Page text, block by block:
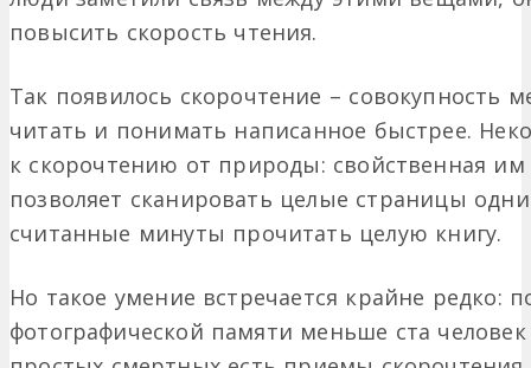
повысить скорость чтения.
Так появилось скорочтение – совокупность
читать и понимать написанное быстрее.
к скорочтению от природы: свойственная им
позволяет сканировать целые страницы
считанные минуты прочитать целую книгу.
Но такое умение встречается крайне редко:
фотографической памяти меньше ста